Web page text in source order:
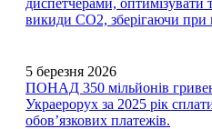
диспетчерами, оптимізувати
викиди CO2, зберігаючи при
5 березня 2026
ПОНАД 350 мільйонів
Украерорух за 2025 рік
обов’язкових платежів.